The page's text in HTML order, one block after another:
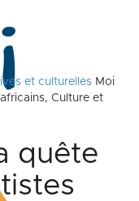
et culturelles Moi
Culture et
quête